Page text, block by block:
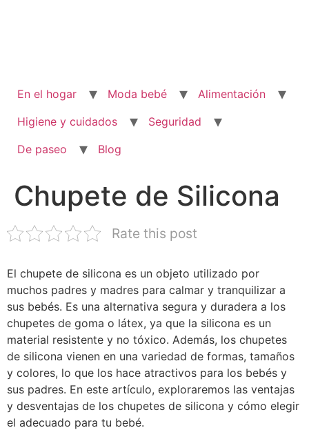
En el hogar Moda bebé
Alimentación
Higiene y cuidados
Seguridad
De paseo
Blog
Chupete de Silicona
Rate this post
El chupete de silicona es un objeto utilizado por
muchos padres y madres para calmar y tranquilizar a
sus bebés. Es una alternativa segura y duradera a los
chupetes de goma o látex, ya que la silicona es un
material resistente y no tóxico. Además, los chupetes
de silicona vienen en una variedad de formas, tamaños
y colores, lo que los hace atractivos para los bebés y
sus padres. En este artículo, exploraremos las ventajas
y desventajas de los chupetes de silicona y cómo elegir
el adecuado para tu bebé.